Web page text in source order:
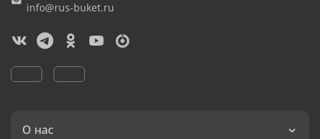
info@rus-buket.ru
О нас